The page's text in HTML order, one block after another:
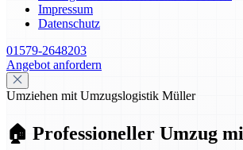
Impressum
Datenschutz
01579-2648203
Angebot anfordern
Umziehen mit Umzugslogistik Müller
🏠 Professioneller Umzug